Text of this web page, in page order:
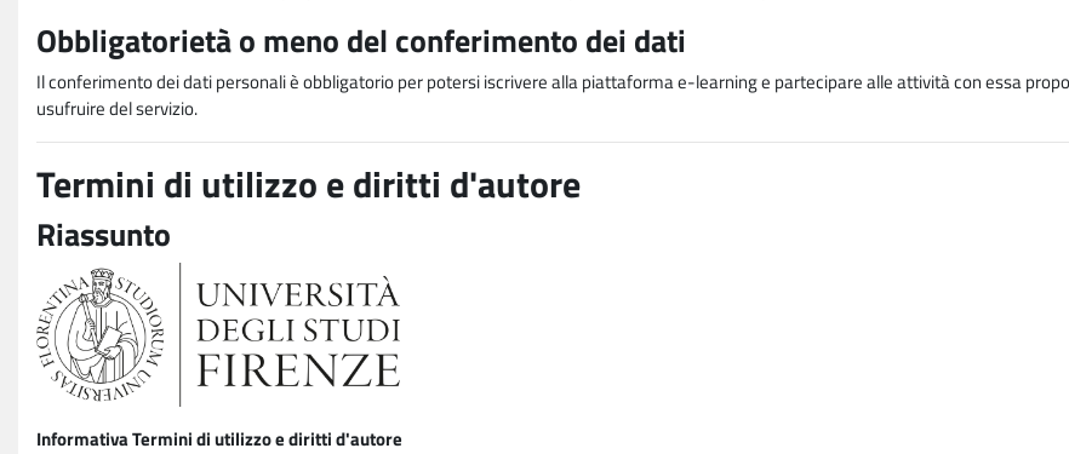
Obbligatorietà o meno del conferimento dei dati
Il conferimento dei dati personali è obbligatorio per potersi iscrivere alla piattaforma e-learning e partecipare alle attività con essa
usufruire del servizio.
Termini di utilizzo e diritti d'autore
Riassunto
Informativa Termini di utilizzo e diritti d'autore